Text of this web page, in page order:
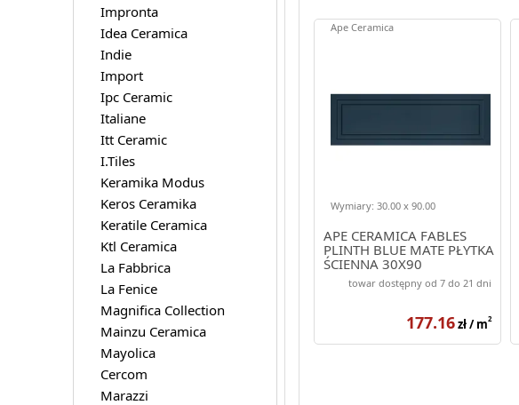
APE CERAMICA FABLES
PLINTH BLUE MATE PŁYTKA
ŚCIENNA 30X90
Wymiary: 30.00 x 90.00
Ape Ceramica
towar dostępny od 7 do 21 dni
177.16zł / m2
Impronta
Idea Ceramica
Indie
Import
Ipc Ceramic
Italiane
Itt Ceramic
I.Tiles
Keramika Modus
Keros Ceramika
Keratile Ceramica
Ktl Ceramica
La Fabbrica
La Fenice
Magnifica Collection
Mainzu Ceramica
Mayolica
Cercom
Marazzi